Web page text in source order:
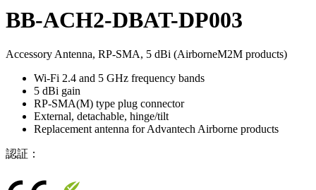
BB-ACH2-DBAT-DP003
Accessory Antenna, RP-SMA, 5 dBi (AirborneM2M products)
Wi-Fi 2.4 and 5 GHz frequency bands
5 dBi gain
RP-SMA(M) type plug connector
External, detachable, hinge/tilt
Replacement antenna for Advantech Airborne products
認証：